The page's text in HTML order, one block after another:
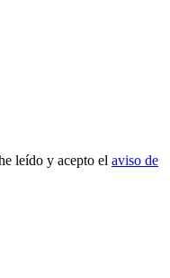
leído y acepto el aviso de